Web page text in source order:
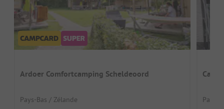
Ardoer Comfortcamping Scheldeoord
Pays-Bas / Zélande
Pays-